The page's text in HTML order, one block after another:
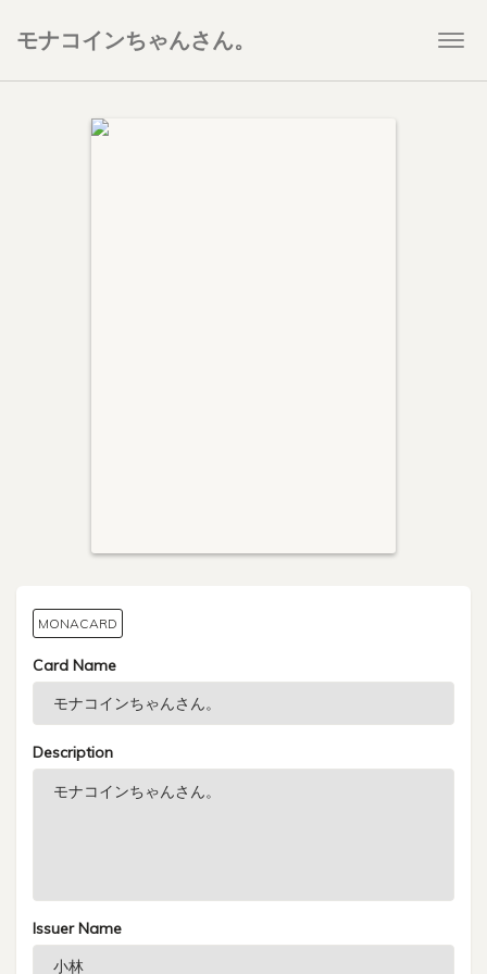
モナコインちゃんさん。
MONACARD
Card Name
Description
Issuer Name